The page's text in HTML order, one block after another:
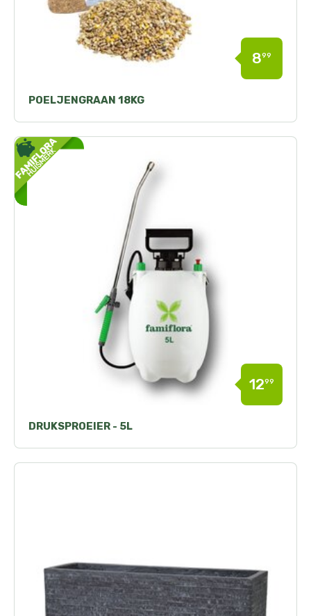
POELJENGRAAN 18KG
899
DRUKSPROEIER - 5L
1299